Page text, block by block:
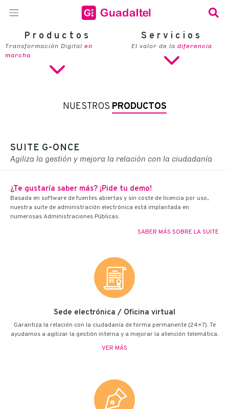
Productos
Transformación Digital en
marcha
Servicios
El valor de la diferencia
NUESTROS PRODUCTOS
SUITE G-ONCE
Agiliza la gestión y mejora la relación con la ciudadanía
¿Te gustaría saber más? ¡Pide tu demo!
Basada en software de fuentes abiertas y sin coste de licencia por uso,
nuestra suite de administración electrónica está implantada en
numerosas Administraciones Públicas.
SABER MÁS SOBRE LA SUITE
Sede electrónica / Oficina virtual
Garantiza la relación con la ciudadanía de forma permanente (24×7). Te
ayudamos a agilizar la gestión interna y a mejorar la atención telemática.
VER MÁS